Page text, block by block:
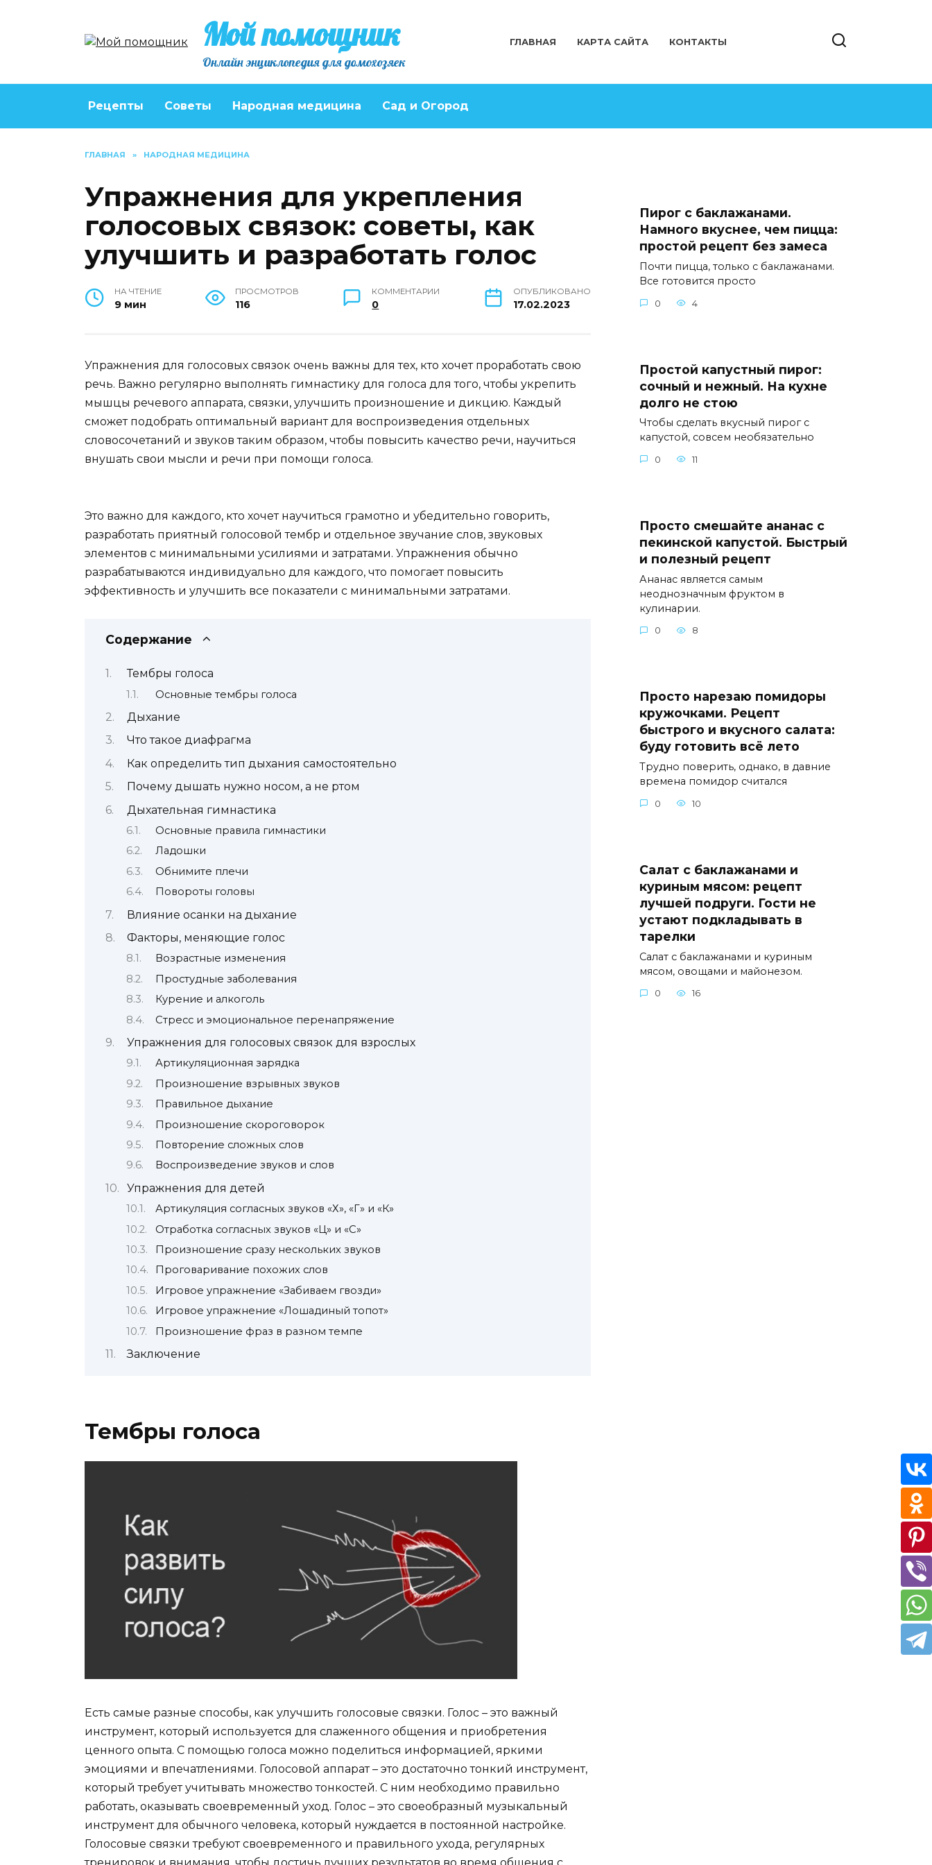
Мой помощник
Онлайн энциклопедия для домохозяек
ГЛАВНАЯ КАРТА САЙТА КОНТАКТЫ
Рецепты Советы Народная медицина Сад и Огород
ГЛАВНАЯ » НАРОДНАЯ МЕДИЦИНА
Упражнения для укрепления
голосовых связок: советы, как
улучшить и разработать голос
НА ЧТЕНИЕ
9 мин
ПРОСМОТРОВ
116
КОММЕНТАРИИ
0
ОПУБЛИКОВАНО
17.02.2023
Упражнения для голосовых связок очень важны для тех, кто хочет проработать свою
речь. Важно регулярно выполнять гимнастику для голоса для того, чтобы укрепить
мышцы речевого аппарата, связки, улучшить произношение и дикцию. Каждый
сможет подобрать оптимальный вариант для воспроизведения отдельных
словосочетаний и звуков таким образом, чтобы повысить качество речи, научиться
внушать свои мысли и речи при помощи голоса.
Это важно для каждого, кто хочет научиться грамотно и убедительно говорить,
разработать приятный голосовой тембр и отдельное звучание слов, звуковых
элементов с минимальными усилиями и затратами. Упражнения обычно
разрабатываются индивидуально для каждого, что помогает повысить
эффективность и улучшить все показатели с минимальными затратами.
Содержание
Тембры голоса
Основные тембры голоса
Дыхание
Что такое диафрагма
Как определить тип дыхания самостоятельно
Почему дышать нужно носом, а не ртом
Дыхательная гимнастика
Основные правила гимнастики
Ладошки
Обнимите плечи
Повороты головы
Влияние осанки на дыхание
Факторы, меняющие голос
Возрастные изменения
Простудные заболевания
Курение и алкоголь
Стресс и эмоциональное перенапряжение
Упражнения для голосовых связок для взрослых
Артикуляционная зарядка
Произношение взрывных звуков
Правильное дыхание
Произношение скороговорок
Повторение сложных слов
Воспроизведение звуков и слов
Упражнения для детей
Артикуляция согласных звуков «Х», «Г» и «К»
Отработка согласных звуков «Ц» и «С»
Произношение сразу нескольких звуков
Проговаривание похожих слов
Игровое упражнение «Забиваем гвозди»
Игровое упражнение «Лошадиный топот»
Произношение фраз в разном темпе
Заключение
Тембры голоса
Есть самые разные способы, как улучшить голосовые связки. Голос – это важный
инструмент, который используется для слаженного общения и приобретения
ценного опыта. С помощью голоса можно поделиться информацией, яркими
эмоциями и впечатлениями. Голосовой аппарат – это достаточно тонкий инструмент,
который требует учитывать множество тонкостей. С ним необходимо правильно
работать, оказывать своевременный уход. Голос – это своеобразный музыкальный
инструмент для обычного человека, который нуждается в постоянной настройке.
Голосовые связки требуют своевременного и правильного ухода, регулярных
Пирог с баклажанами.
Намного вкуснее, чем пицца:
простой рецепт без замеса
Почти пицца, только с баклажанами.
Все готовится просто
0 4
Простой капустный пирог:
сочный и нежный. На кухне
долго не стою
Чтобы сделать вкусный пирог с
капустой, совсем необязательно
0 11
Просто смешайте ананас с
пекинской капустой. Быстрый
и полезный рецепт
Ананас является самым
неоднозначным фруктом в
кулинарии.
0 8
Просто нарезаю помидоры
кружочками. Рецепт
быстрого и вкусного салата:
буду готовить всё лето
Трудно поверить, однако, в давние
времена помидор считался
0 10
Салат с баклажанами и
куриным мясом: рецепт
лучшей подруги. Гости не
устают подкладывать в
тарелки
Салат с баклажанами и куриным
мясом, овощами и майонезом.
0 16